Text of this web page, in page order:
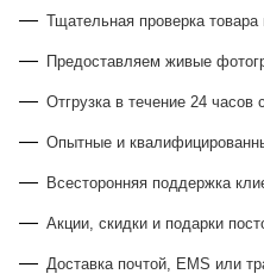
Тщательная проверка товара
Предоставляем живые
Отгрузка в течение 24 часов
Опытные и
Всесторонняя поддержка
Акции, скидки и подарки
Доставка почтой, EMS или